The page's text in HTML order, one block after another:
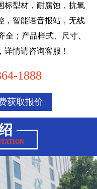
标型材，耐腐蚀，抗氧
，智能语音报站，无线
；产品样式、尺寸、
情请咨询客服！
1888
获取报价